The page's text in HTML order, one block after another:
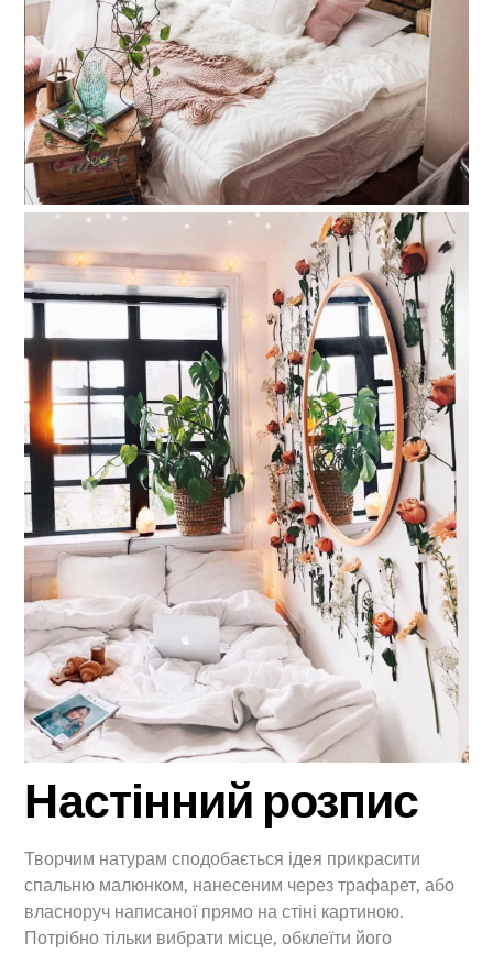
Настінний розпис
Творчим натурам сподобається ідея прикрасити
спальню малюнком, нанесеним через трафарет, або
власноруч написаної прямо на стіні картиною.
Потрібно тільки вибрати місце, обклеїти його